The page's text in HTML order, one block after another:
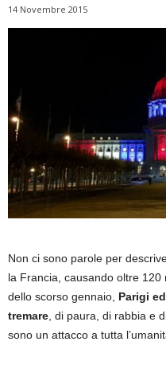
14 Novembre 2015
Non ci sono parole per
la Francia, causando oltre
dello scorso gennaio, Parigi
tremare , di paura, di rabbia e
sono un attacco a tutta